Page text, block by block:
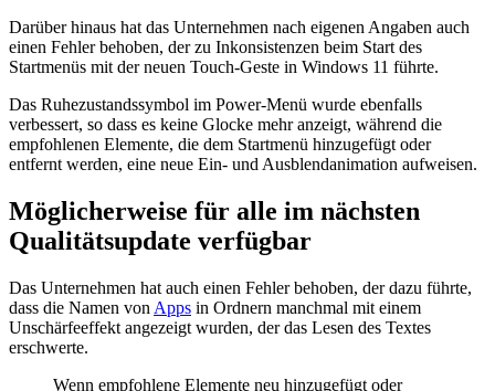
Darüber hinaus hat das Unternehmen nach eigenen Angaben auch
einen Fehler behoben, der zu Inkonsistenzen beim Start des
Startmenüs mit der neuen Touch-Geste in Windows 11 führte.
Das Ruhezustandssymbol im Power-Menü wurde ebenfalls
verbessert, so dass es keine Glocke mehr anzeigt, während die
empfohlenen Elemente, die dem Startmenü hinzugefügt oder
entfernt werden, eine neue Ein- und Ausblendanimation aufweisen.
Möglicherweise für alle im nächsten
Qualitätsupdate verfügbar
Das Unternehmen hat auch einen Fehler behoben, der dazu führte,
dass die Namen von Apps in Ordnern manchmal mit einem
Unschärfeeffekt angezeigt wurden, der das Lesen des Textes
erschwerte.
Wenn empfohlene Elemente neu hinzugefügt oder